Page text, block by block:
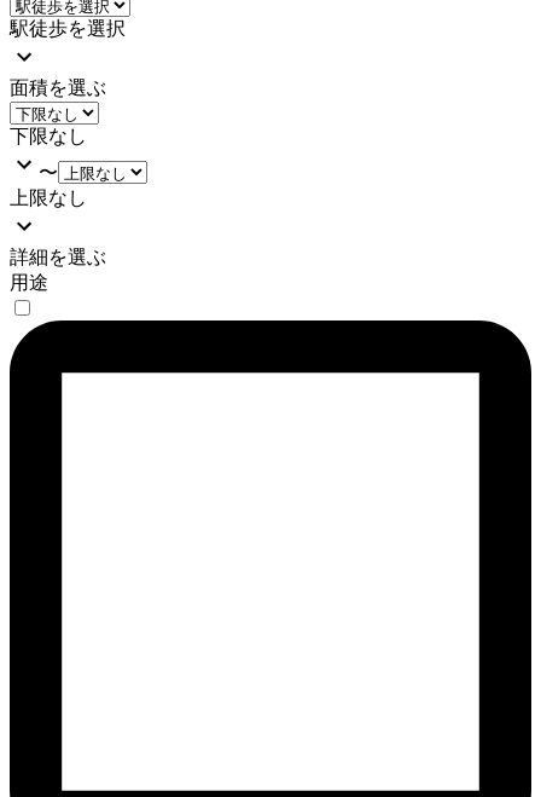
駅徒歩を選択
面積を選ぶ
下限なし
〜
上限なし
詳細を選ぶ
用途